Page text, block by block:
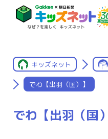
キッズネット
でわ【出羽（国）】
でわ【出羽（国